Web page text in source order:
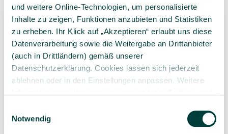
und weitere Online-Technologien, um personalisierte
Inhalte zu zeigen, Funktionen anzubieten und Statistiken
zu erheben. Ihr Klick auf „Akzeptieren“ erlaubt uns diese
Datenverarbeitung sowie die Weitergabe an Drittanbieter
(auch in Drittländern) gemäß unserer
Datenschutzerklärung. Cookies lassen sich jederzeit
ablehnen oder in den Einstellungen anpassen. Weitere
schutz­erklärung
Notwendig